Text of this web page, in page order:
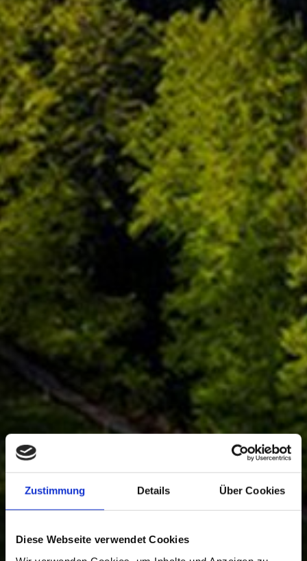
Zustimmung Details Über Cookies
Diese Webseite verwendet Cookies